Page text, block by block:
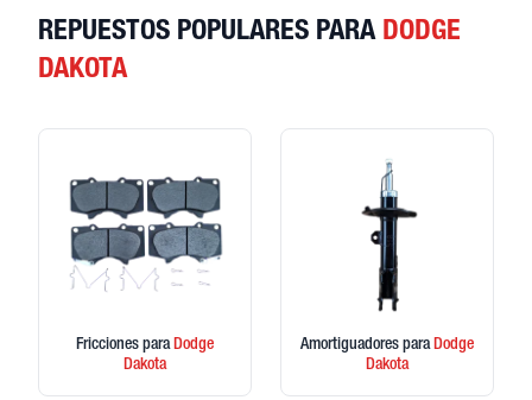
REPUESTOS POPULARES PARA DODGE
DAKOTA
Fricciones paraDodge
Dakota
Amortiguadores paraDodge
Dakota